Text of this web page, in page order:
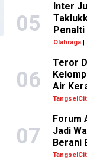
05
Inter
Penalti
Olahraga|
06
Teror
Air
07
Forum
Jadi
Berani